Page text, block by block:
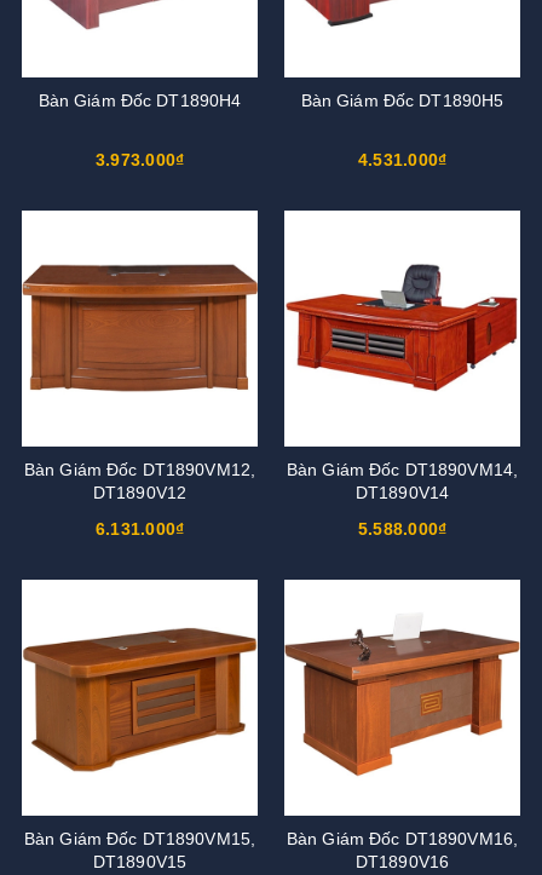
Bàn Giám Đốc DT1890H4
3.973.000₫
Bàn Giám Đốc DT1890H5
4.531.000₫
Bàn Giám Đốc DT1890VM12,
DT1890V12
6.131.000₫
Bàn Giám Đốc DT1890VM14,
DT1890V14
5.588.000₫
Bàn Giám Đốc DT1890VM15,
DT1890V15
Bàn Giám Đốc DT1890VM16,
DT1890V16